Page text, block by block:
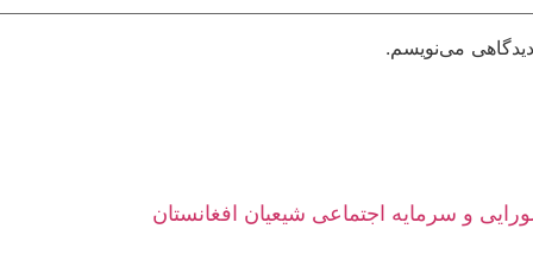
می‌نویسم.
و سرمایه اجتماعی شیعیان افغانستان